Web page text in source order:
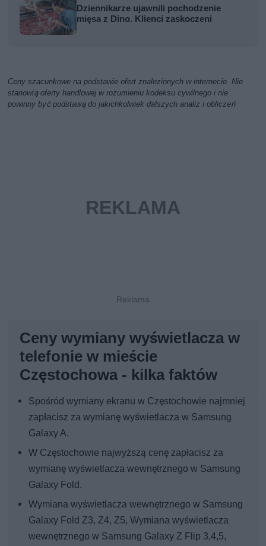
Dziennikarze ujawnili pochodzenie
mięsa z Dino. Klienci zaskoczeni
Ceny szacunkowe na podstawie ofert znalezionych w internecie. Nie
stanowią oferty handlowej w rozumieniu kodeksu cywilnego i nie
powinny być podstawą do jakichkolwiek dalszych analiz i obliczeń
Ceny wymiany wyświetlacza w
telefonie w mieście
Częstochowa - kilka faktów
Spośród wymiany ekranu w Częstochowie najmniej
zapłacisz za wymianę wyświetlacza w Samsung
Galaxy A.
W Częstochowie najwyższą cenę zapłacisz za
wymianę wyświetlacza wewnętrznego w Samsung
Galaxy Fold.
Wymiana wyświetlacza wewnętrznego w Samsung
Galaxy Fold Z3, Z4, Z5, Wymiana wyświetlacza
wewnętrznego w Samsung Galaxy Z Flip 3,4,5,